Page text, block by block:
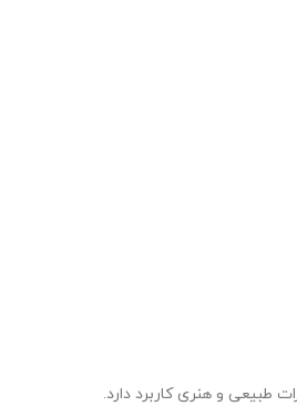
طبیعی و هنری کاربرد دارد.